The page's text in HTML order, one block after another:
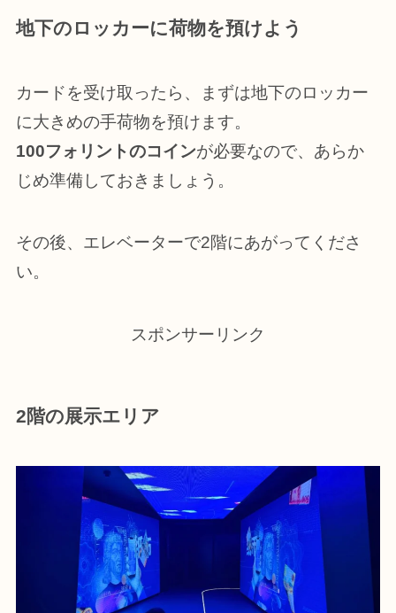
地下のロッカーに荷物を預けよう
カードを受け取ったら、まずは地下のロッカー
に大きめの手荷物を預けます。
100フォリントのコインが必要なので、あらか
じめ準備しておきましょう。
その後、エレベーターで2階にあがってくださ
い。
スポンサーリンク
2階の展示エリア